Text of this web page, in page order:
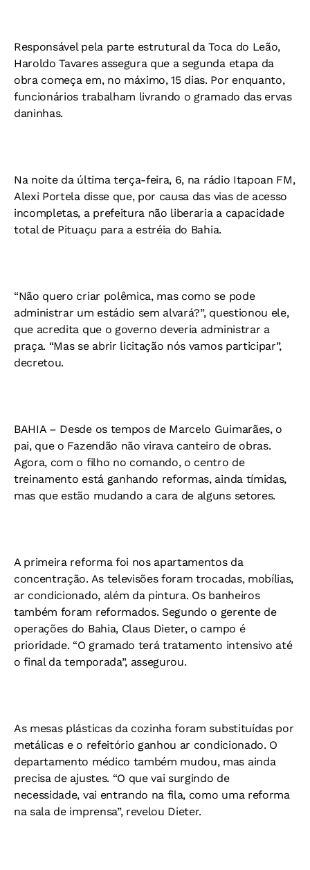
Responsável pela parte estrutural da Toca do Leão,
Haroldo Tavares assegura que a segunda etapa da
obra começa em, no máximo, 15 dias. Por enquanto,
funcionários trabalham livrando o gramado das ervas
daninhas.
Na noite da última terça-feira, 6, na rádio Itapoan FM,
Alexi Portela disse que, por causa das vias de acesso
incompletas, a prefeitura não liberaria a capacidade
total de Pituaçu para a estréia do Bahia.
“Não quero criar polêmica, mas como se pode
administrar um estádio sem alvará?”, questionou ele,
que acredita que o governo deveria administrar a
praça. “Mas se abrir licitação nós vamos participar”,
decretou.
BAHIA – Desde os tempos de Marcelo Guimarães, o
pai, que o Fazendão não virava canteiro de obras.
Agora, com o filho no comando, o centro de
treinamento está ganhando reformas, ainda tímidas,
mas que estão mudando a cara de alguns setores.
A primeira reforma foi nos apartamentos da
concentração. As televisões foram trocadas, mobílias,
ar condicionado, além da pintura. Os banheiros
também foram reformados. Segundo o gerente de
operações do Bahia, Claus Dieter, o campo é
prioridade. “O gramado terá tratamento intensivo até
o final da temporada”, assegurou.
As mesas plásticas da cozinha foram substituídas por
metálicas e o refeitório ganhou ar condicionado. O
departamento médico também mudou, mas ainda
precisa de ajustes. “O que vai surgindo de
necessidade, vai entrando na fila, como uma reforma
na sala de imprensa”, revelou Dieter.